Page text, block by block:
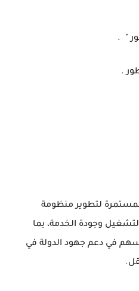
لتطوير منظومة
وجودة الخدمة، بما
في دعم جهود الدولة في